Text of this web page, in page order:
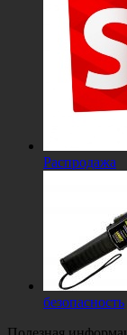
Распродажа
безопасность